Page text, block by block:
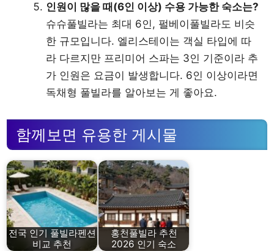
인원이 많을 때(6인 이상) 수용 가능한 숙소는?
슈슈풀빌라는 최대 6인, 펄베이풀빌라도 비슷
한 규모입니다. 엘리스테이는 객실 타입에 따
라 다르지만 프리미어 스파는 3인 기준이라 추
가 인원은 요금이 발생합니다. 6인 이상이라면
독채형 풀빌라를 알아보는 게 좋아요.
함께보면 유용한 게시물
전국 인기 풀빌라펜션
비교 추천
홍천풀빌라 추천
2026 인기 숙소